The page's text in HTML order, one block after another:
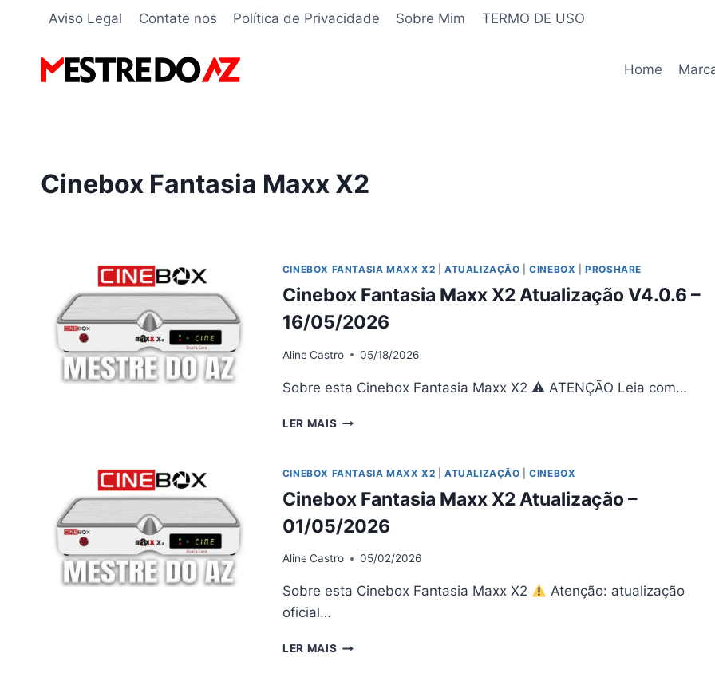
Conteúdo
Aviso Legal Contate nos Política de Privacidade Sobre Mim TERMO DE USO
Home
Cinebox Fantasia Maxx X2
CINEBOX FANTASIA MAXX X2 ATUALIZAÇÃO |CINEBOX |PROSHARE
Cinebox Fantasia Maxx X2 Atualização V4.0.6 –
16/05/2026
AlineCastro 05/18/2026
Sobre esta Cinebox Fantasia Maxx X2 ⚠ ATENÇÃO Leia com…
LER MAIS CINEBOX
X2
V4.0.6
–
16/05/2026
CINEBOX FANTASIA MAXX X2 ATUALIZAÇÃO |CINEBOX
Cinebox Fantasia Maxx X2 Atualização –
01/05/2026
AlineCastro 05/02/2026
Sobre esta Cinebox Fantasia Maxx X2
Atenção: atualização
oficial…
LER MAIS CINEBOX